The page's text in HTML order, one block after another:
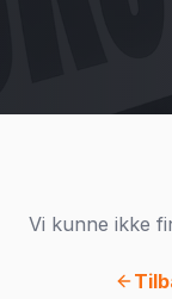
Vi kunne ikke